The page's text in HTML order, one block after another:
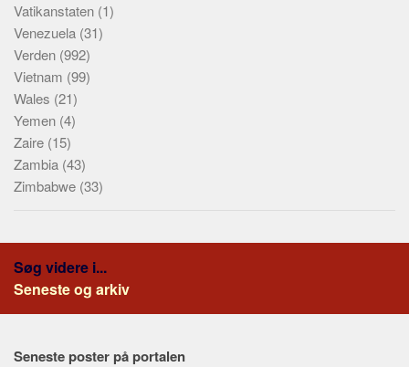
Vatikanstaten (1)
Venezuela (31)
Verden (992)
Vietnam (99)
Wales (21)
Yemen (4)
Zaire (15)
Zambia (43)
Zimbabwe (33)
Søg videre i...
Seneste og arkiv
Seneste poster på portalen